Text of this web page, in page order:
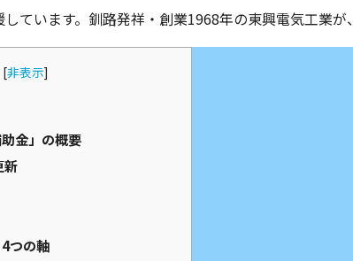
ています。釧路発祥・創業1968年の東興電気工業が
[非表示]
金」の概要
新
つの軸